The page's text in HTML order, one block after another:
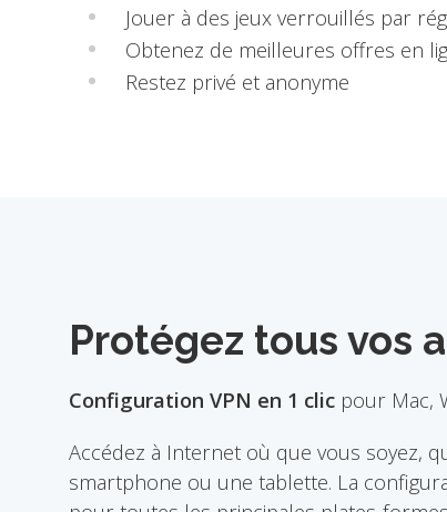
Jouer à des jeux verrouillés par
Obtenez de meilleures offres en
Restez privé et anonyme
Protégez tous vos
Configuration VPN en 1 clic pour Mac,
Accédez à Internet où que vous soyez,
smartphone ou une tablette. La